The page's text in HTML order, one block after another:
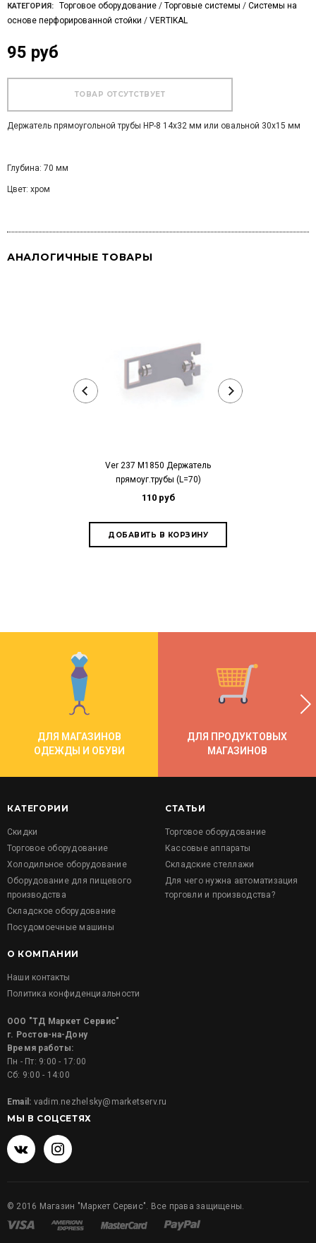
КАТЕГОРИЯ: Торговое оборудование / Торговые системы / Системы на
основе перфорированной стойки / VERTIKAL
95 руб
Держатель прямоугольной трубы HP-8 14х32 мм или овальной 30х15 мм
Глубина: 70 мм
Цвет: хром
АНАЛОГИЧНЫЕ ТОВАРЫ
Ver 237 M1850 Держатель
прямоуг.трубы (L=70)
110 руб
ДЛЯ МАГАЗИНОВ
ОДЕЖДЫ И ОБУВИ
ДЛЯ ПРОДУКТОВЫХ
МАГАЗИНОВ
КАТЕГОРИИ
Скидки
Торговое оборудование
Холодильное оборудование
Оборудование для пищевого
производства
Складское оборудование
Посудомоечные машины
СТАТЬИ
Торговое оборудование
Кассовые аппараты
Складские стеллажи
Для чего нужна автоматизация
торговли и производства?
О КОМПАНИИ
Наши контакты
Политика конфиденциальности
ООО "ТД Маркет Сервис"
г. Ростов-на-Дону
Время работы:
Пн - Пт: 9:00 - 17:00
Сб: 9:00 - 14:00
Email: vadim.nezhelsky@marketserv.ru
МЫ В СОЦСЕТЯХ
© 2016 Магазин "Маркет Сервис". Все права защищены.